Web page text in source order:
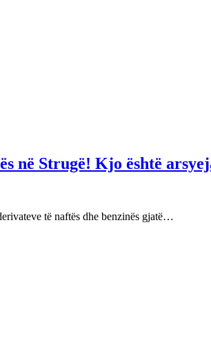
në Strugë! Kjo është
të naftës dhe benzinës gjatë…